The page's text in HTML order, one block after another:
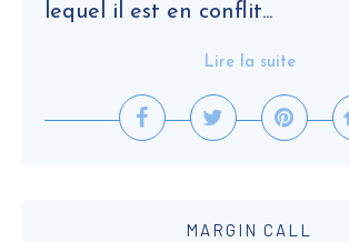
lequel il est en conflit...
Lire la suite
MARGIN CALL